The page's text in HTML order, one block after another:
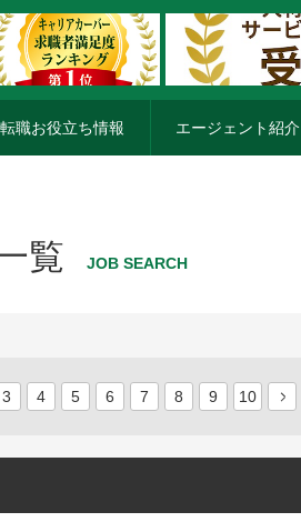
転職お役立ち情報 エージェント紹介
覧 JOB SEARCH
3 4 5 6 7 8 9 10